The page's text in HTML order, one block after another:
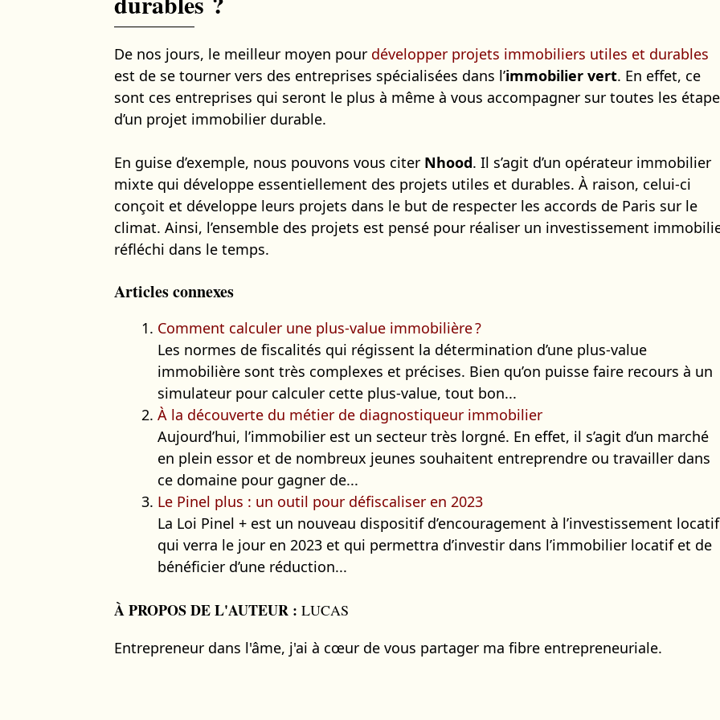
De nos jours, le meilleur moyen pour développer projets immobiliers utiles et durables
est de se tourner vers des entreprises spécialisées dans l’immobilier vert. En effet, ce
sont ces entreprises qui seront le plus à même à vous accompagner sur toutes les
d’un projet immobilier durable.
En guise d’exemple, nous pouvons vous citer Nhood. Il s’agit d’un opérateur immobilier
mixte qui développe essentiellement des projets utiles et durables. À raison, celui-ci
conçoit et développe leurs projets dans le but de respecter les accords de Paris sur le
climat. Ainsi, l’ensemble des projets est pensé pour réaliser un investissement
réfléchi dans le temps.
Articles connexes
Comment calculer une plus-value immobilière ?
Les normes de fiscalités qui régissent la détermination d’une plus-value
immobilière sont très complexes et précises. Bien qu’on puisse faire recours à un
simulateur pour calculer cette plus-value, tout bon...
À la découverte du métier de diagnostiqueur immobilier
Aujourd’hui, l’immobilier est un secteur très lorgné. En effet, il s’agit d’un marché
en plein essor et de nombreux jeunes souhaitent entreprendre ou travailler dans
ce domaine pour gagner de...
Le Pinel plus : un outil pour défiscaliser en 2023
La Loi Pinel + est un nouveau dispositif d’encouragement à l’investissement locatif
qui verra le jour en 2023 et qui permettra d’investir dans l’immobilier locatif et de
bénéficier d’une réduction...
À PROPOS DE L'AUTEUR : LUCAS
Entrepreneur dans l'âme, j'ai à cœur de vous partager ma fibre entrepreneuriale.